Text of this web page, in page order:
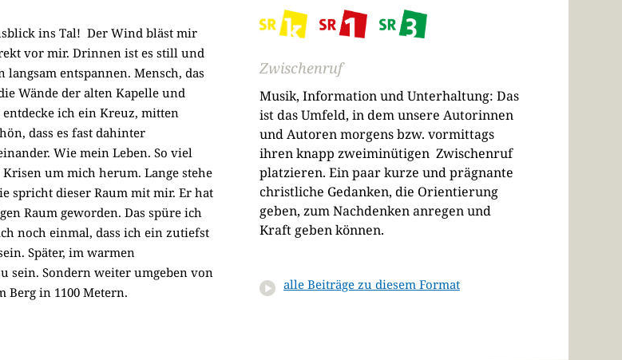
um
die
Lautstärke
zu
regeln.
ins Tal! Der Wind bläst mir
vor mir. Drinnen ist es still und
entspannen. Mensch, das
Wände der alten Kapelle und
ich ein Kreuz, mitten
dass es fast dahinter
Wie mein Leben. So viel
um mich herum. Lange stehe
spricht dieser Raum mit mir. Er hat
Raum geworden. Das spüre ich
noch einmal, dass ich ein zutiefst
Später, im warmen
sein. Sondern weiter umgeben von
in 1100 Metern.
Zwischenruf
Musik, Information und Unterhaltung: Das
ist das Umfeld, in dem unsere Autorinnen
und Autoren morgens bzw. vormittags
ihren knapp zweiminütigen Zwischenruf
platzieren. Ein paar kurze und prägnante
christliche Gedanken, die Orientierung
geben, zum Nachdenken anregen und
Kraft geben können.
alle Beiträge zu diesem Format